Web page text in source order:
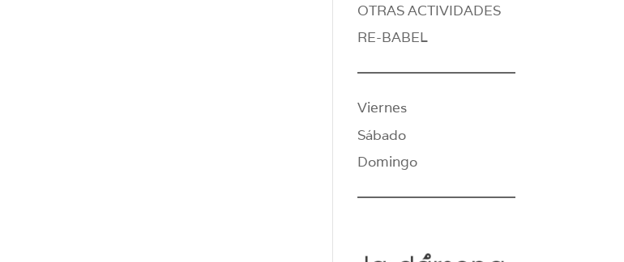
OTRAS ACTIVIDADES
RE-BABEL
Viernes
Sábado
Domingo